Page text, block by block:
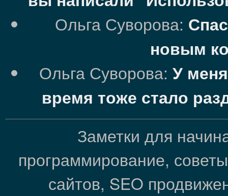
Ольга Суворова:
новым
Ольга Суворова: У
время тоже стало
Заметки для
программирование,
сайтов, SEO